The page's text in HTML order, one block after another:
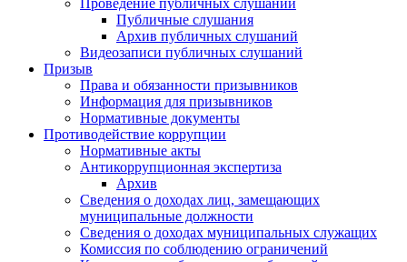
Проведение публичных слушаний
Публичные слушания
Архив публичных слушаний
Видеозаписи публичных слушаний
Призыв
Права и обязанности призывников
Информация для призывников
Нормативные документы
Противодействие коррупции
Нормативные акты
Антикоррупционная экспертиза
Архив
Сведения о доходах лиц, замещающих
муниципальные должности
Сведения о доходах муниципальных служащих
Комиссия по соблюдению ограничений